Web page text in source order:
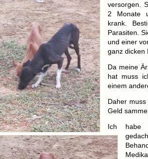
versorgen.
2 Monate
krank.
Parasiten.
und einer
ganz dicken
Da meine
hat muss
einem
Daher
Geld
Ich habe